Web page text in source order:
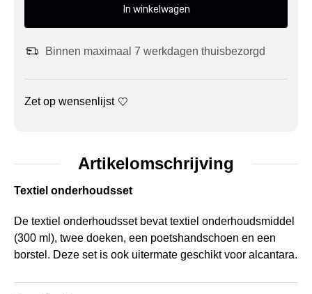
In winkelwagen
Binnen maximaal 7 werkdagen thuisbezorgd
Zet op wensenlijst
Artikelomschrijving
Textiel onderhoudsset
De textiel onderhoudsset bevat textiel onderhoudsmiddel
(300 ml), twee doeken, een poetshandschoen en een
borstel. Deze set is ook uitermate geschikt voor alcantara.